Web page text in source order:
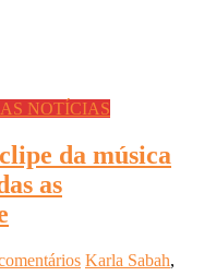
NOTÍCIAS
da música
as
Karla Sabah,